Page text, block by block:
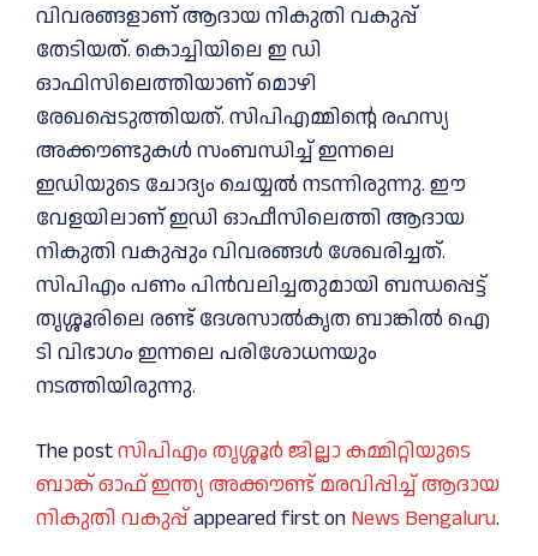
വിവരങ്ങളാണ് ആദായ നികുതി വകുപ്പ്
തേടിയത്. കൊച്ചിയിലെ ഇ ഡി
ഓഫിസിലെത്തിയാണ് മൊഴി
രേഖപ്പെടുത്തിയത്. സിപിഎമ്മിന്റെ രഹസ്യ
അക്കൗണ്ടുകള്‍ സംബന്ധിച്ച് ഇന്നലെ
ഇഡിയുടെ ചോദ്യം ചെയ്യല്‍ നടന്നിരുന്നു. ഈ
വേളയിലാണ് ഇഡി ഓഫീസിലെത്തി ആദായ
നികുതി വകുപ്പും വിവരങ്ങള്‍ ശേഖരിച്ചത്.
സിപിഎം പണം പിന്‍വലിച്ചതുമായി ബന്ധപ്പെട്ട്
തൃശ്ശൂരിലെ രണ്ട് ദേശസാല്‍കൃത ബാങ്കില്‍ ഐ
ടി വിഭാഗം ഇന്നലെ പരിശോധനയും
നടത്തിയിരുന്നു.
The postസിപിഎം തൃശ്ശൂര്‍ ജില്ലാ കമ്മിറ്റിയുടെ
ബാങ്ക് ഓഫ് ഇന്ത്യ അക്കൗണ്ട് മരവിപ്പിച്ച് ആദായ
നികുതി വകുപ്പ്appeared first on News Bengaluru.